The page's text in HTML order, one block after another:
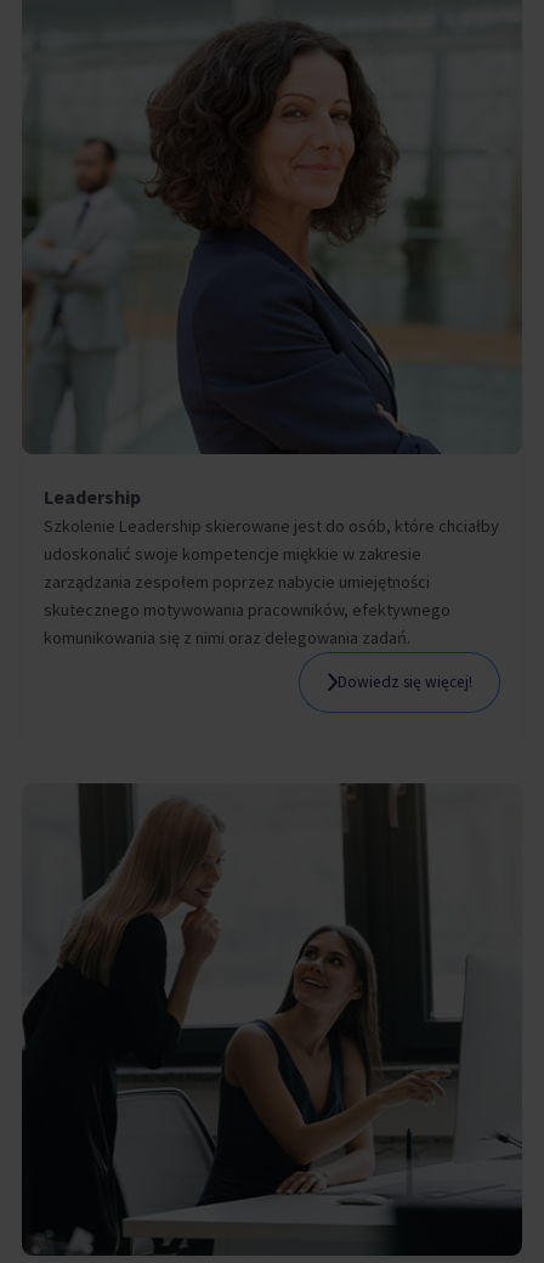
Leadership
Szkolenie Leadership skierowane jest do osób, które chciałby
udoskonalić swoje kompetencje miękkie w zakresie
zarządzania zespołem poprzez nabycie umiejętności
skutecznego motywowania pracowników, efektywnego
komunikowania się z nimi oraz delegowania zadań.
Dowiedz się więcej!